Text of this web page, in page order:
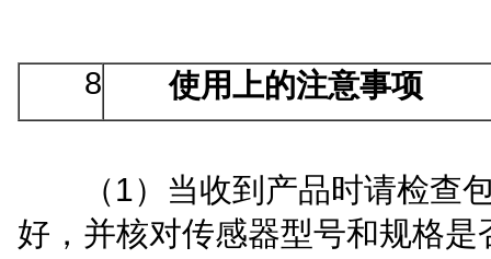
8 使用上的注意事项
（1） 当收到产品时请检查
好，并核对传感器型号和规格是